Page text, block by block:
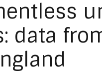
data